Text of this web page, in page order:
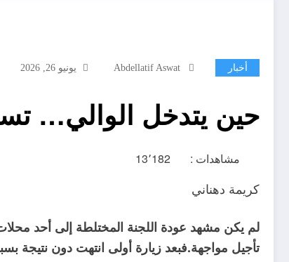
أخبار Abdellatif Aswat يونيو 26, 2026
حين يتدخل الوالي…
مشاهدات : 13٬182
كريمة دهناني
لم يكن مشهد عودة اللجنة المختلطة إلى أحد محلات
تأجيل مواجهة.فبعد زيارة أولى انتهت دون نتيجة